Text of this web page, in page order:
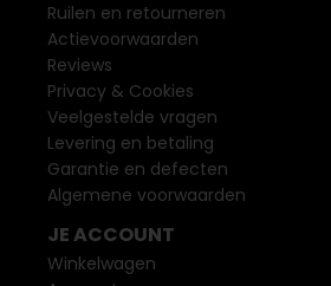
Ruilen en retourneren
Actievoorwaarden
Reviews
Privacy & Cookies
Veelgestelde vragen
Levering en betaling
Garantie en defecten
Algemene voorwaarden
JE ACCOUNT
Winkelwagen